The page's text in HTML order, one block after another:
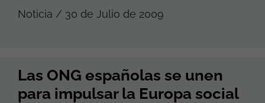
Noticia / 30 de Julio de 2009
Las ONG españolas se unen
para impulsar la Europa social